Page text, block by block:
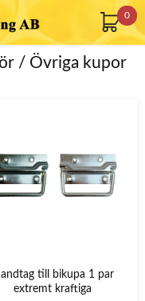
0
/ Övriga kupor
till bikupa 1 par
extremt kraftiga